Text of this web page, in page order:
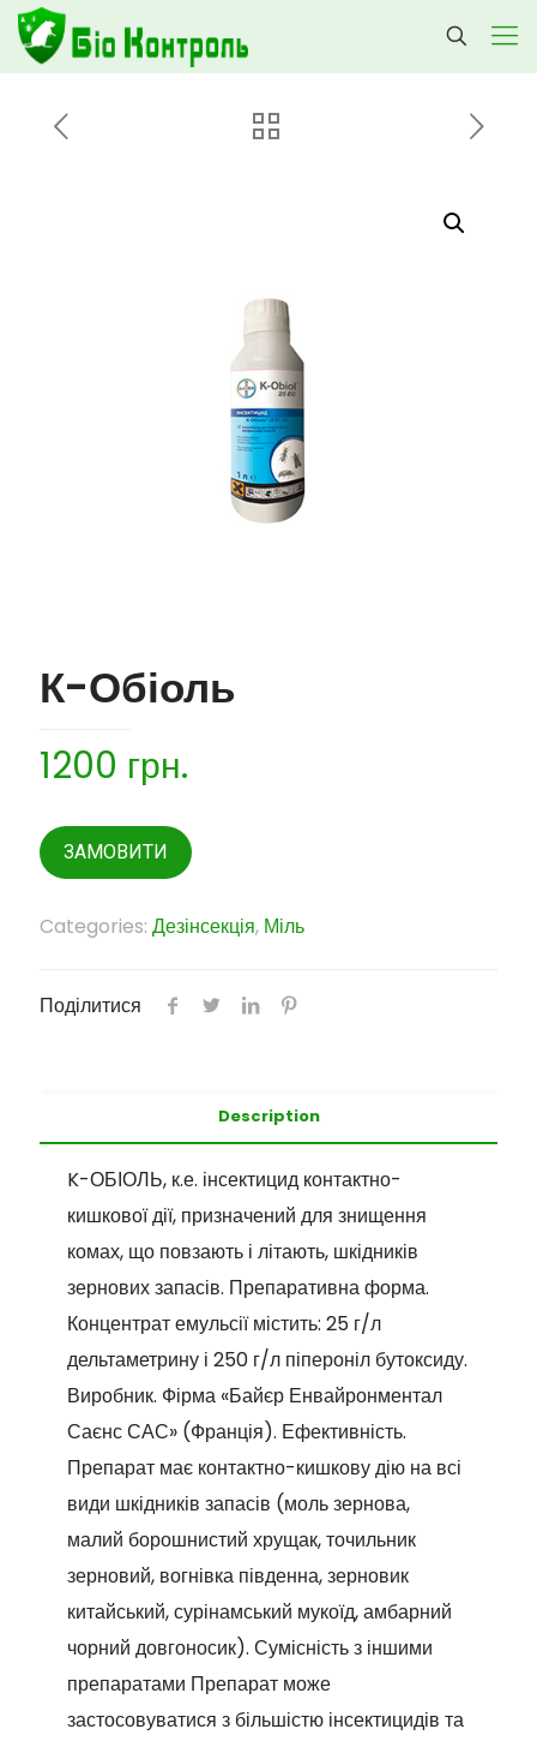
К-Обіоль
1200 грн.
ЗАМОВИТИ
Categories: Дезінсекція, Міль
Поділитися
Description
K-ОБІОЛЬ, к.е. інсектицид контактно-
кишкової дії, призначений для знищення
комах, що повзають і літають, шкідників
зернових запасів. Препаративна форма.
Концентрат емульсії містить: 25 г/л
дельтаметрину і 250 г/л піпероніл бутоксиду.
Виробник. Фірма «Байєр Енвайронментал
Саєнс САС» (Франція). Ефективність.
Препарат має контактно-кишкову дію на всі
види шкідників запасів (моль зернова,
малий борошнистий хрущак, точильник
зерновий, вогнівка південна, зерновик
китайський, сурінамський мукоїд, амбарний
чорний довгоносик). Сумісність з іншими
препаратами Препарат може
застосовуватися з більшістю інсектицидів та